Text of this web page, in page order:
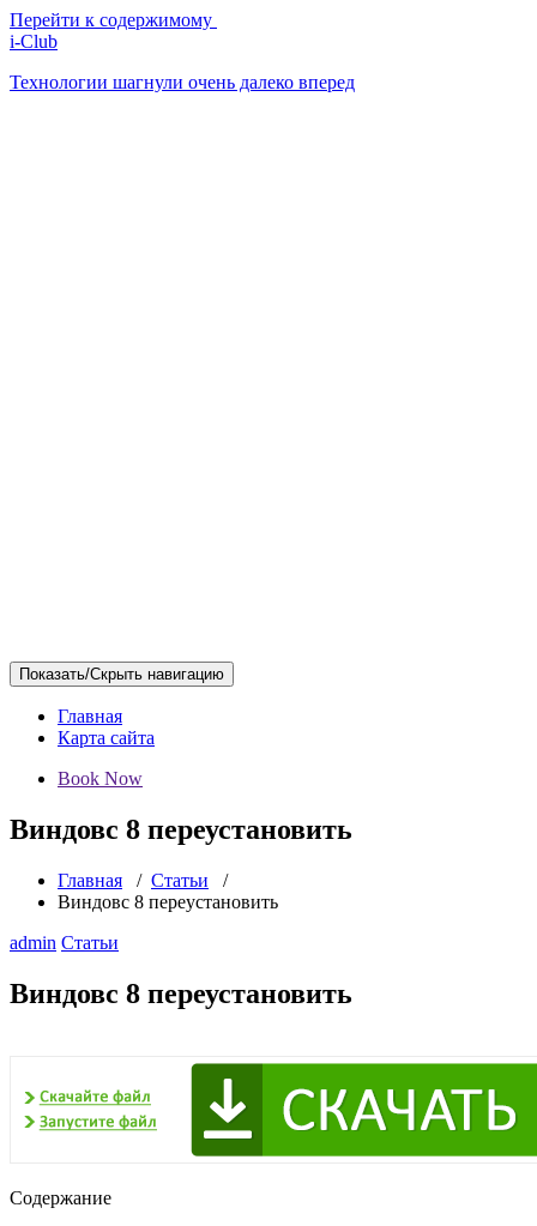
Перейти к содержимому
i-Club
Технологии шагнули очень далеко вперед
Показать/Скрыть навигацию
Главная
Карта сайта
Book Now
Виндовс 8 переустановить
Главная / Статьи /
Виндовс 8 переустановить
admin Статьи
Виндовс 8 переустановить
Содержание